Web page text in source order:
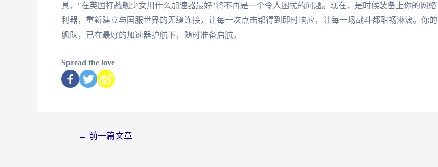
具，"在英国打战舰少女用什么加速器最好"将不再是一个令人困扰的问题。现在，是时候装备上你的网络
利器，重新建立与国服世界的无缝连接，让每一次点击都得到即时响应，让每一场战斗都酣畅淋漓。你的
舰队，已在最好的加速器护航下，随时准备启航。
Spread the love
← 前一篇文章